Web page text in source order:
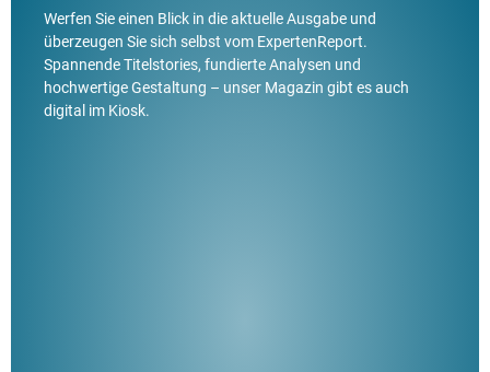
Werfen Sie einen Blick in die aktuelle Ausgabe und
überzeugen Sie sich selbst vom ExpertenReport.
Spannende Titelstories, fundierte Analysen und
hochwertige Gestaltung – unser Magazin gibt es auch
digital im Kiosk.